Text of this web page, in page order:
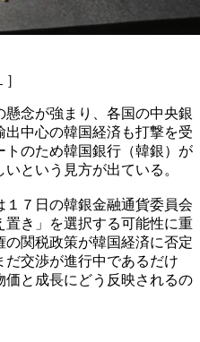
念が強まり、各国の中央銀
中心の韓国経済も打撃を受
のため韓国銀行（韓銀）が
という見方が出ている。
７日の韓銀金融通貨委員会
き」を選択する可能性に重
関税政策が韓国経済に否定
交渉が進行中であるだけ
と成長にどう反映されるの